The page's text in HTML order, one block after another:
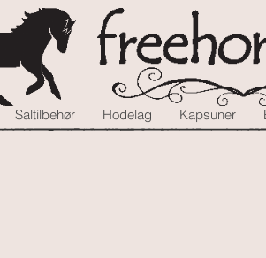
Saltilbehør Hodelag Kapsuner